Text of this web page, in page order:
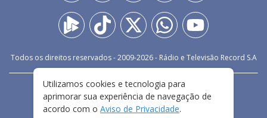
Todos os direitos reservados - 2009-2026- Rádio e Televisão Record S.A
FALE CONOSCO
PRIVACIDADE
TERMOS E CONDIÇÕES DE USO
Utilizamos cookies e tecnologia para
aprimorar sua experiência de navegação de
acordo com o Aviso de Privacidade.